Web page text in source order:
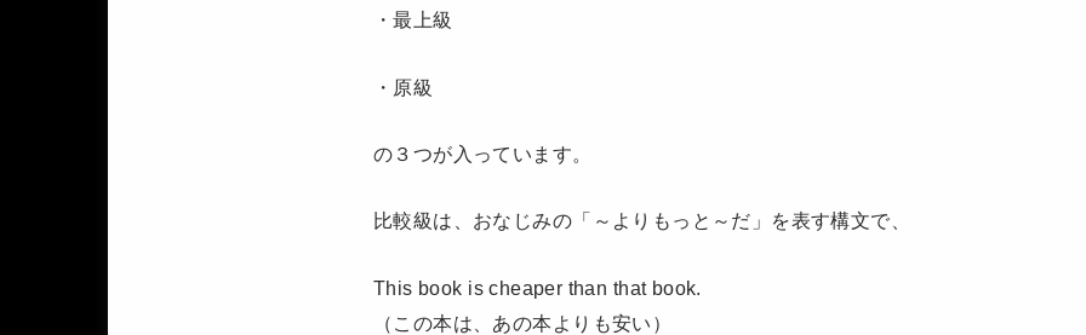
・最上級
・原級
の３つが入っています。
比較級は、おなじみの「～よりもっと～だ」を表す構文で、
This book is cheaper than that book.
（この本は、あの本よりも安い）